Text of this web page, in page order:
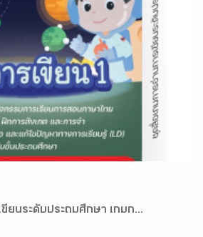
ยนระดับประถมศึกษา เกมก...